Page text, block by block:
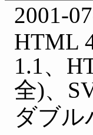
2001-
HTML
1.1、
全)、
ダブル